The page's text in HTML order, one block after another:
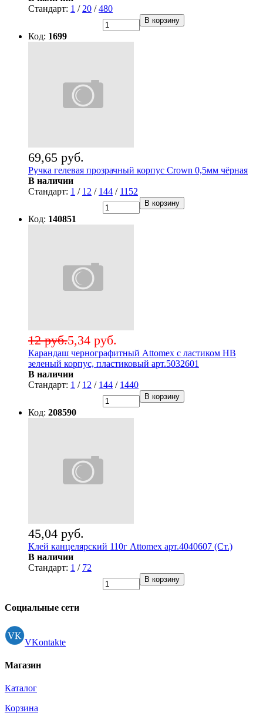
Стандарт: 1 / 20 /480
В корзину
Код: 1699
69,65 руб.
Ручка гелевая прозрачный корпус Crown 0,5мм чёрная
В наличии
Стандарт: 1 / 12 / 144 / 1152
В корзину
Код: 140851
5,34 руб.
12 руб.
Карандаш чернографитный Attomex с ластиком НВ
зеленый корпус, пластиковый арт.5032601
В наличии
Стандарт: 1 / 12 / 144 / 1440
В корзину
Код: 208590
45,04 руб.
Клей канцелярский 110г Attomex арт.4040607 (Ст.)
В наличии
Стандарт: 1 / 72
В корзину
Социальные сети
VKontakte
Магазин
Каталог
Корзина